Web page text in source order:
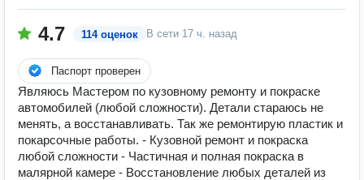
4.7 114 оценок В сети 17 ч. назад
Паспорт проверен
Являюсь Мастером по кузовному ремонту и покраске
автомобилей (любой сложности). Детали стараюсь не
менять, а восстанавливать. Так же ремонтирую пластик и
покарсочные работы. - Кузовной ремонт и покраска
любой сложности - Частичная и полная покраска в
малярной камере - Восстановление любых деталей из